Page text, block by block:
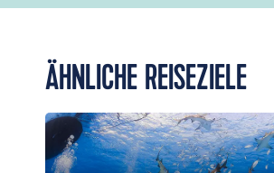
ÄHNLICHE REISEZIELE